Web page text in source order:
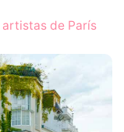
de París